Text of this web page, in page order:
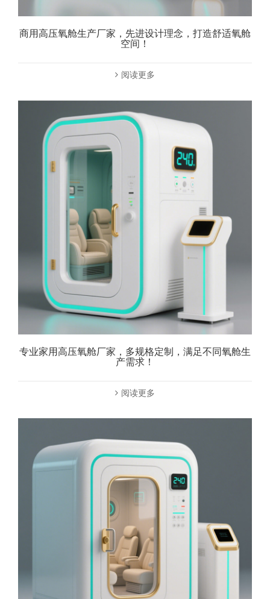
商用高压氧舱生产厂家，先进设计理念，打造舒适氧舱
空间！
阅读更多
专业家用高压氧舱厂家，多规格定制，满足不同氧舱生
产需求！
阅读更多